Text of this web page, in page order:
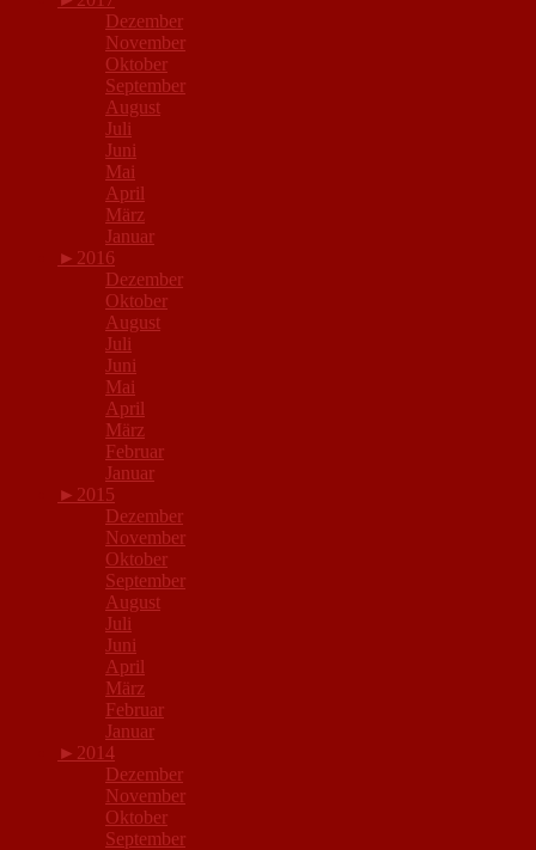
Dezember
November
Oktober
September
August
Juli
Juni
Mai
April
März
Januar
► 2016
Dezember
Oktober
August
Juli
Juni
Mai
April
März
Februar
Januar
► 2015
Dezember
November
Oktober
September
August
Juli
Juni
April
März
Februar
Januar
► 2014
Dezember
November
Oktober
September